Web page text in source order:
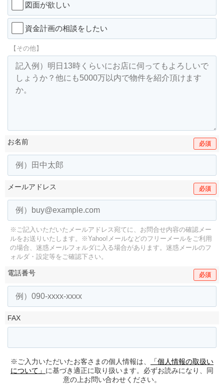
図面が欲しい
資金計画の相談をしたい
【その他】
お名前 必須
メールアドレス 必須
※ご記入いただいたメールアドレス宛てに、お問合せ内容の確認メー
ルをお送りいたします。
※Yahoo!メールなどのフリーメールをご利用
の場合、迷惑メールフォルダに入る場合があります。 迷惑メールのフ
ォルダ・設定等をご確認下さい。
電話番号 必須
FAX
※ご入力いただいたお客さまの個人情報は、
「個人情報の取扱い
について」 に基づき適正に取り扱います。必ずお読みになり、同
意の上お問い合わせください。